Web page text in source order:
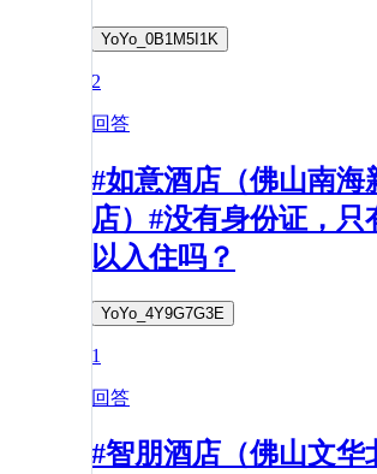
YoYo_0B1M5I1K
2
回答
#如意酒店（佛山南海
店）#没有身份证，只
以入住吗？
YoYo_4Y9G7G3E
1
回答
#智朋酒店（佛山文华